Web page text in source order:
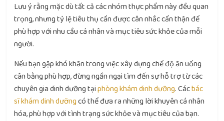
Lưu ý rằng mặc dù tất cả các nhóm thực phẩm này đều quan
trọng, nhưng tỷ lệ tiêu thụ cần được cân nhắc cẩn thận để
phù hợp với nhu cầu cá nhân và mục tiêu sức khỏe của mỗi
người.
Nếu bạn gặp khó khăn trong việc xây dựng chế độ ăn uống
cân bằng phù hợp, đừng ngần ngại tìm đến sự hỗ trợ từ các
chuyên gia dinh dưỡng tạiphòng khám dinh dưỡng. Cácbác
sĩ khám dinh dưỡngcó thể đưa ra những lời khuyên cá nhân
hóa, phù hợp với tình trạng sức khỏe và mục tiêu của bạn.